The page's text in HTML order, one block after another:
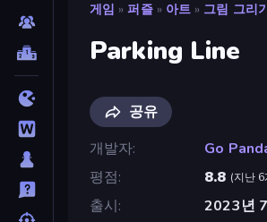
게임 » 퍼즐 » 아트 » 그림 그리
Parking Line
공유
개발자
Go
평점
8.8 (지난
출시
2023년